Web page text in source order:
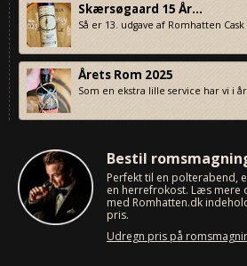
Skærsøgaard 15 År...
Så er 13. udgave af Romhatten
Årets Rom 2025
Som en ekstra lille service har vi i år
Bestil
Perfekt til en polterabend,
en herrefrokost. Læs mere
med Romhatten.dk
pris.
Udregn pris på